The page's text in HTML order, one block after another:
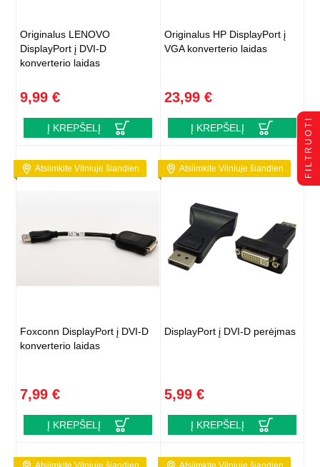
Originalus LENOVO
DisplayPort į DVI-D
konverterio laidas
9,99 €
Į KREPŠELĮ
Originalus HP DisplayPort į
VGA konverterio laidas
23,99 €
Į KREPŠELĮ
Atsiimkite Vilniuje šiandien
Foxconn DisplayPort į DVI-D
konverterio laidas
7,99 €
Į KREPŠELĮ
Atsiimkite Vilniuje šiandien
DisplayPort į DVI-D perėjmas
5,99 €
Į KREPŠELĮ
FILTRUOTI